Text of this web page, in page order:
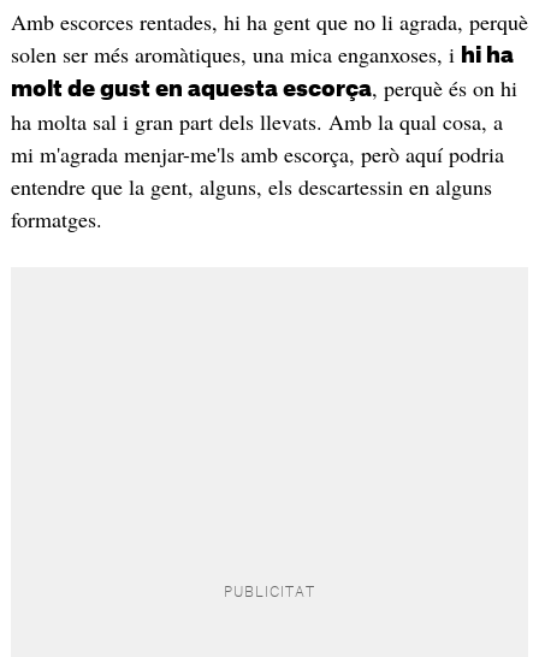
Amb escorces rentades, hi ha gent que no li agrada, perquè
solen ser més aromàtiques, una mica enganxoses, i hi ha
molt de gust en aquesta escorça, perquè és on hi
ha molta sal i gran part dels llevats. Amb la qual cosa, a
mi m'agrada menjar-me'ls amb escorça, però aquí podria
entendre que la gent, alguns, els descartessin en alguns
formatges.